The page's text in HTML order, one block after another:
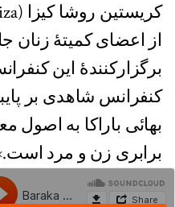
از اعضای کمیتۀ زنان
برگزار‌کنندهٔ این
کنفرانس شاهدی بر
بهائی باراکا به اصول
برابری زن و مرد